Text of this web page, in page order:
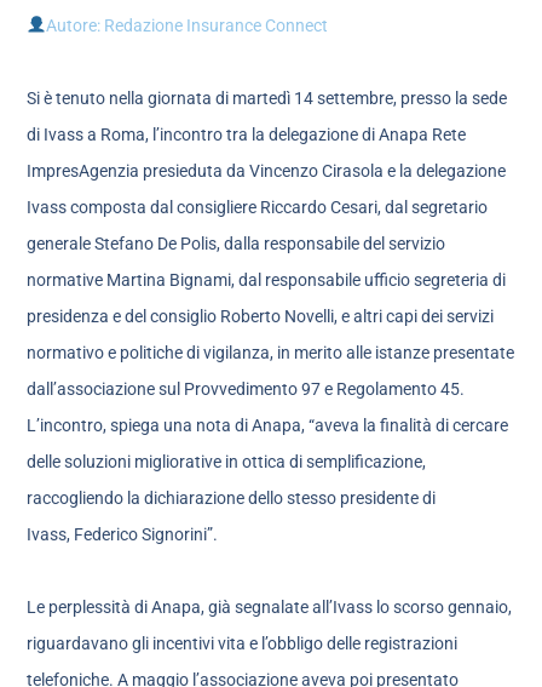
Autore: Redazione Insurance Connect
Si è tenuto nella giornata di martedì 14 settembre, presso la sede
di Ivass a Roma, l’incontro tra la delegazione di Anapa Rete
ImpresAgenzia presieduta da Vincenzo Cirasola e la delegazione
Ivass composta dal consigliere Riccardo Cesari, dal segretario
generale Stefano De Polis, dalla responsabile del servizio
normative Martina Bignami, dal responsabile ufficio segreteria di
presidenza e del consiglio Roberto Novelli, e altri capi dei servizi
normativo e politiche di vigilanza, in merito alle istanze presentate
dall’associazione sul Provvedimento 97 e Regolamento 45.
L’incontro, spiega una nota di Anapa, “aveva la finalità di cercare
delle soluzioni migliorative in ottica di semplificazione,
raccogliendo la dichiarazione dello stesso presidente di
Ivass, Federico Signorini”.
Le perplessità di Anapa, già segnalate all’Ivass lo scorso gennaio,
riguardavano gli incentivi vita e l’obbligo delle registrazioni
telefoniche. A maggio l’associazione aveva poi presentato